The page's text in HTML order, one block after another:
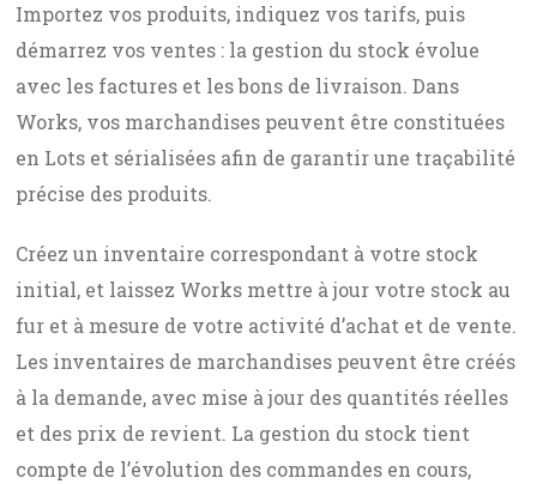
Importez vos produits, indiquez vos tarifs, puis
démarrez vos ventes : la gestion du stock évolue
avec les factures et les bons de livraison. Dans
Works, vos marchandises peuvent être constituées
en Lots et sérialisées afin de garantir une traçabilité
précise des produits.
Créez un inventaire correspondant à votre stock
initial, et laissez Works mettre à jour votre stock au
fur et à mesure de votre activité d’achat et de vente.
Les inventaires de marchandises peuvent être créés
à la demande, avec mise à jour des quantités réelles
et des prix de revient. La gestion du stock tient
compte de l’évolution des commandes en cours,